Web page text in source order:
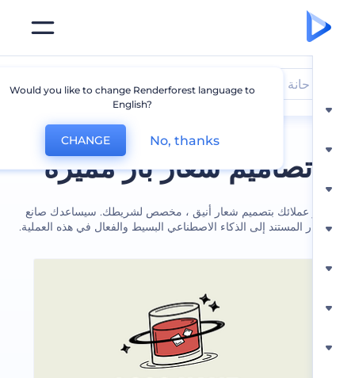
تصاميم شعار بار مميزة
عملائك بتصميم شعار أنيق ، مخصص لشريطك. سيساعدك صانع
المستند إلى الذكاء الاصطناعي البسيط والفعال في هذه العملية.
Would you like to change Renderforest language to
CHANGE No, thanks